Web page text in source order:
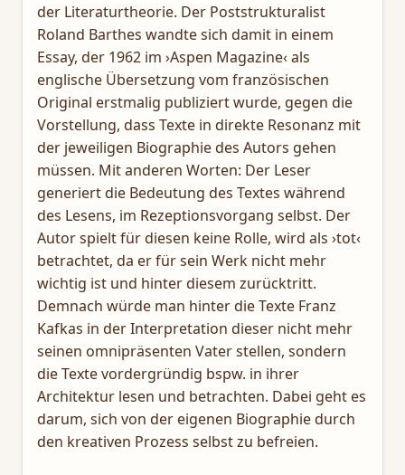
der Literaturtheorie. Der Poststrukturalist
Roland Barthes wandte sich damit in einem
Essay, der 1962 im ›Aspen Magazine‹ als
englische Übersetzung vom französischen
Original erstmalig publiziert wurde, gegen die
Vorstellung, dass Texte in direkte Resonanz mit
der jeweiligen Biographie des Autors gehen
müssen. Mit anderen Worten: Der Leser
generiert die Bedeutung des Textes während
des Lesens, im Rezeptionsvorgang selbst. Der
Autor spielt für diesen keine Rolle, wird als ›tot‹
betrachtet, da er für sein Werk nicht mehr
wichtig ist und hinter diesem zurücktritt.
Demnach würde man hinter die Texte Franz
Kafkas in der Interpretation dieser nicht mehr
seinen omnipräsenten Vater stellen, sondern
die Texte vordergründig bspw. in ihrer
Architektur lesen und betrachten. Dabei geht es
darum, sich von der eigenen Biographie durch
den kreativen Prozess selbst zu befreien.